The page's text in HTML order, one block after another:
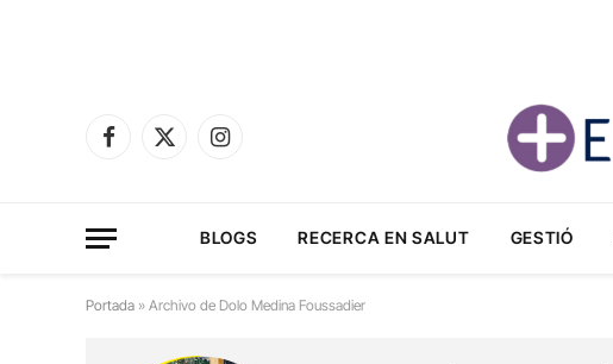
Facebook
X
Instagram
BLOGS RECERCA EN SALUT GESTIÓ
Portada » Archivo de Dolo Medina Foussadier